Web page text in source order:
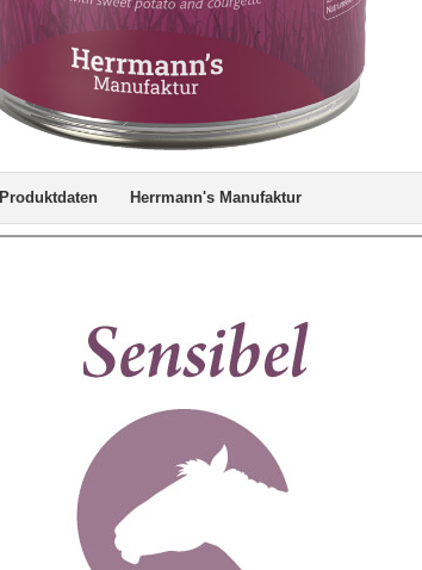
Produktdaten Herrmann's Manufaktur